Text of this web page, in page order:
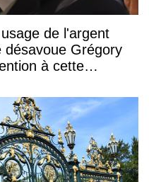
de l'argent
désavoue Grégory
à cette